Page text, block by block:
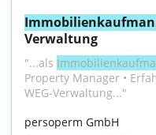
Verwaltung
"...als
Property Manager •
WEG-Verwaltung..."
persoperm GmbH